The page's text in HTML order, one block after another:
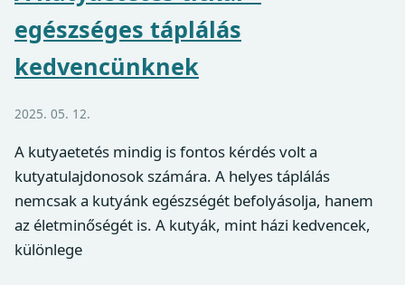
egészséges táplálás
kedvencünknek
2025. 05. 12.
A kutyaetetés mindig is fontos kérdés volt a
kutyatulajdonosok számára. A helyes táplálás
nemcsak a kutyánk egészségét befolyásolja, hanem
az életminőségét is. A kutyák, mint házi kedvencek,
különlege